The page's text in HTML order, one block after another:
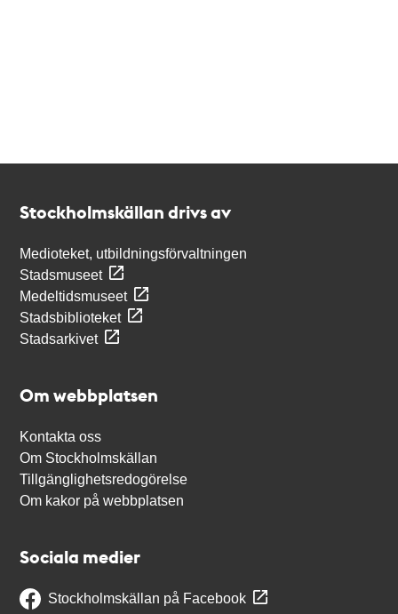
Stockholmskällan drivs av
Medioteket, utbildningsförvaltningen
Stadsmuseet
Medeltidsmuseet
Stadsbiblioteket
Stadsarkivet
Om webbplatsen
Kontakta oss
Om Stockholmskällan
Tillgänglighetsredogörelse
Om kakor på webbplatsen
Sociala medier
Stockholmskällan på Facebook